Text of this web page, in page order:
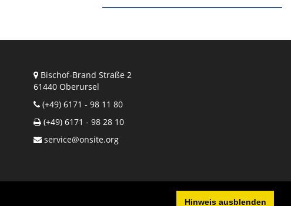
Hinweis ausblenden
Bischof-Brand Straße 2
61440 Oberursel
(+49) 6171 - 98 11 80
(+49) 6171 - 98 28 10
service@onsite.org